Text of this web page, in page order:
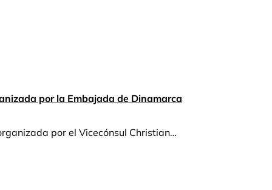
por la Embajada de Dinamarca
por el Vicecónsul Christian…